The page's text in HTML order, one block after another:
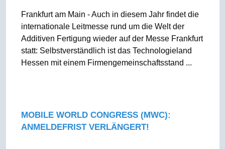
Frankfurt am Main - Auch in diesem Jahr findet die
internationale Leitmesse rund um die Welt der
Additiven Fertigung wieder auf der Messe Frankfurt
statt: Selbstverständlich ist das Technologieland
Hessen mit einem Firmengemeinschaftsstand ...
MOBILE WORLD CONGRESS (MWC):
ANMELDEFRIST VERLÄNGERT!